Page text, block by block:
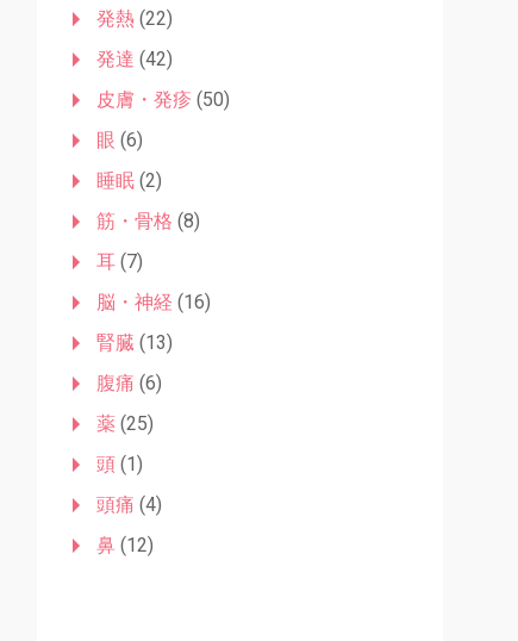
発熱(22)
発達 (42)
皮膚・発疹 (50)
眼 (6)
睡眠(2)
筋・骨格 (8)
耳(7)
脳・神経 (16)
腎臓 (13)
腹痛 (6)
薬(25)
頭(1)
頭痛 (4)
鼻(12)